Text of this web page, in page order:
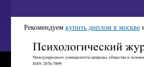
Рекомендуем купить диплом в москве